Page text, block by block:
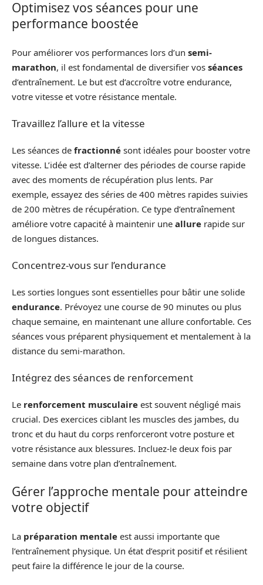
Optimisez vos séances pour une
performance boostée
Pour améliorer vos performances lors d’un semi-
marathon, il est fondamental de diversifier vos séances
d’entraînement. Le but est d’accroître votre endurance,
votre vitesse et votre résistance mentale.
Travaillez l’allure et la vitesse
Les séances de fractionné sont idéales pour booster votre
vitesse. L’idée est d’alterner des périodes de course rapide
avec des moments de récupération plus lents. Par
exemple, essayez des séries de 400 mètres rapides suivies
de 200 mètres de récupération. Ce type d’entraînement
améliore votre capacité à maintenir une allure rapide sur
de longues distances.
Concentrez-vous sur l’endurance
Les sorties longues sont essentielles pour bâtir une solide
endurance. Prévoyez une course de 90 minutes ou plus
chaque semaine, en maintenant une allure confortable. Ces
séances vous préparent physiquement et mentalement à la
distance du semi-marathon.
Intégrez des séances de renforcement
Le renforcement musculaire est souvent négligé mais
crucial. Des exercices ciblant les muscles des jambes, du
tronc et du haut du corps renforceront votre posture et
votre résistance aux blessures. Incluez-le deux fois par
semaine dans votre plan d’entraînement.
Gérer l’approche mentale pour atteindre
votre objectif
La préparation mentale est aussi importante que
l’entraînement physique. Un état d’esprit positif et résilient
peut faire la différence le jour de la course.